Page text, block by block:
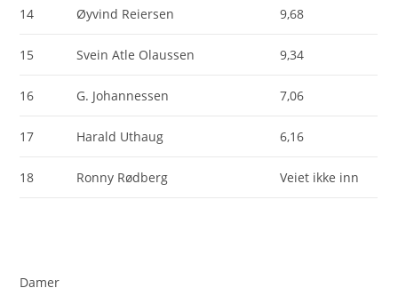
14 Øyvind Reiersen 9,68
15 Svein Atle Olaussen 9,34
16 G. Johannessen 7,06
17 Harald Uthaug 6,16
18 Ronny Rødberg Veiet ikke inn
Damer